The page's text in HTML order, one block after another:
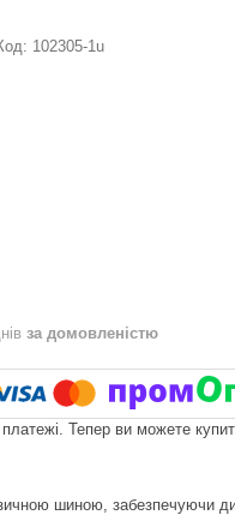
102305-1u
за домовленістю
платежі. Тепер ви можете
шиною, забезпечуючи